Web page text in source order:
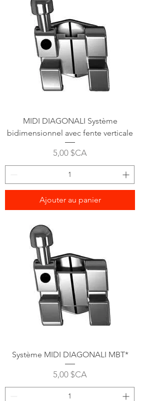
MIDI DIAGONALI Système
bidimensionnel avec fente verticale
Prix
5,00 $CA
Ajouter au panier
Système MIDI DIAGONALI MBT*
Prix
5,00 $CA